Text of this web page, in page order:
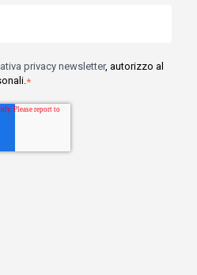
privacy newsletter, autorizzo al
*